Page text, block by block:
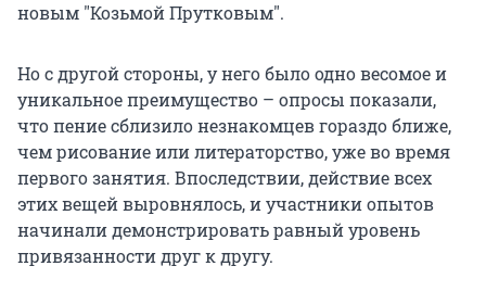
новым "Козьмой Прутковым".
Но с другой стороны, у него было одно весомое и
уникальное преимущество – опросы показали,
что пение сблизило незнакомцев гораздо ближе,
чем рисование или литераторство, уже во время
первого занятия. Впоследствии, действие всех
этих вещей выровнялось, и участники опытов
начинали демонстрировать равный уровень
привязанности друг к другу.